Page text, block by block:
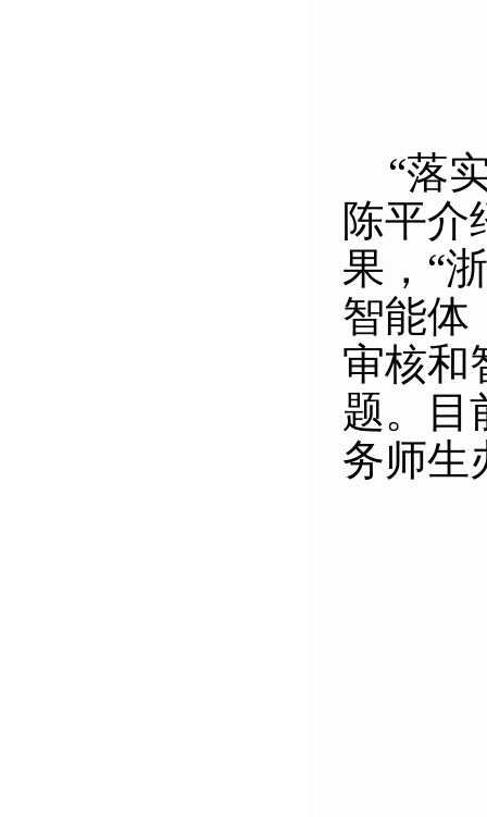
“落
陈平介
果，“
智能体
审核和
题。目
务师生